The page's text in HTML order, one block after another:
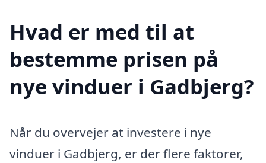
Hvad er med til at
bestemme prisen på
nye vinduer i Gadbjerg?
Når du overvejer at investere i nye
vinduer i Gadbjerg, er der flere faktorer,